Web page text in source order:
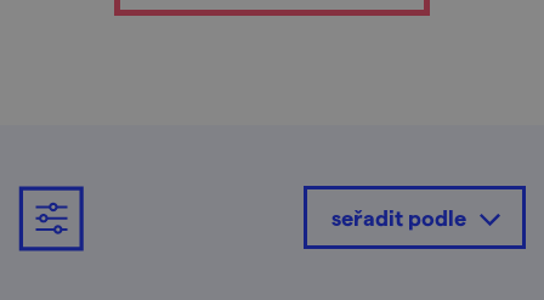
seřadit podle